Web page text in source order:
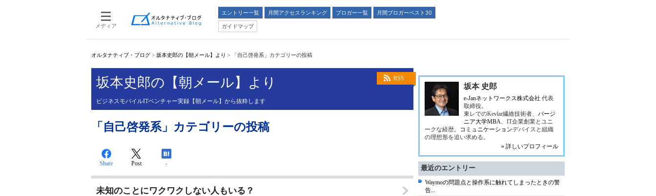
メディア
エントリー一覧 月間アクセスランキング ブロガー一覧
月間ブロガーベスト30
ガイドマップ
オルタナティブ・ブログ > 坂本史郎の【朝メール】より > 「自己啓発系」カテゴリーの投稿
RSS
坂本史郎の【朝メール】より
ビジネスモバイルITベンチャー実録【朝メール】から抜粋します
「自己啓発系」カテゴリーの投稿
Share Post -
未知のことにワクワクしない人もいる？
坂本 史郎
e-Janネットワークス株式会社 代表
取締役。
東レでのKevlar繊維技術者、 バージ
ニア大学MBA、IT企業創業とユニ
ークな経歴。 コミュニケーションデバイスと組織
の理想形を追い求める。
» 詳しいプロフィール
最近のエントリー
Waymoの問題点と操作系に触れてしまったときの警
告...